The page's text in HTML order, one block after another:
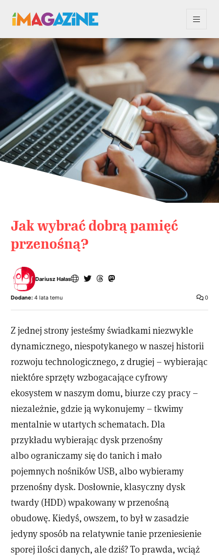
Jak wybrać dobrą pamięć
przenośną?
Dariusz Hałas
0
Dodane: 4 lata temu
Z jednej strony jesteśmy świadkami niezwykle
dynamicznego, niespotykanego w naszej historii
rozwoju technologicznego, z drugiej – wybierając
niektóre sprzęty wzbogacające cyfrowy
ekosystem w naszym domu, biurze czy pracy –
niezależnie, gdzie ją wykonujemy – tkwimy
mentalnie w utartych schematach. Dla
przykładu wybierając dysk przenośny
albo ograniczamy się do tanich i mało
pojemnych nośników USB, albo wybieramy
przenośny dysk. Dosłownie, klasyczny dysk
twardy (HDD) wpakowany w przenośną
obudowę. Kiedyś, owszem, to był w zasadzie
jedyny sposób na relatywnie tanie przeniesienie
sporej ilości danych, ale dziś? To prawda, wciąż